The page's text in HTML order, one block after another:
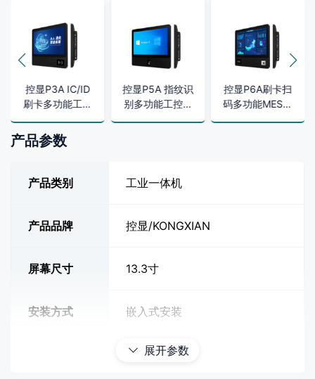
控显P3A IC/ID
刷卡多功能工控
控显P5A 指纹识
别多功能工控一
控显P6A刷卡扫
码多功能MES工
产品参数
产品类别 工业一体机
产品品牌 控显/KONGXIAN
屏幕尺寸 13.3寸
安装方式 嵌入式安装
1366*768
展开参数